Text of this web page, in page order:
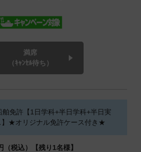
満席
（ｷｬﾝｾﾙ待ち）
免許【1日学科+半日学科+半日実
】★オリジナル免許ケース付き★
（税込）【残り1名様】